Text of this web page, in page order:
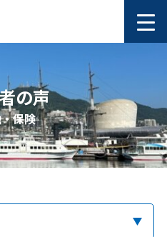
の声
保険